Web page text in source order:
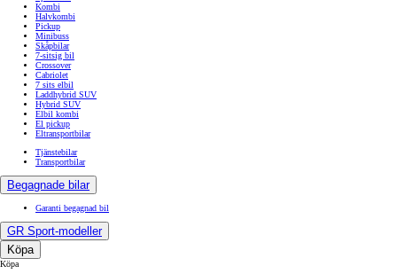
Kombi
Halvkombi
Pickup
Minibuss
Skåpbilar
7-sitsig bil
Crossover
Cabriolet
7 sits elbil
Laddhybrid SUV
Hybrid SUV
Elbil kombi
El pickup
Eltransportbilar
Tjänstebilar
Transportbilar
Begagnade bilar
Garanti begagnad bil
GR Sport-modeller
Köpa
Köpa